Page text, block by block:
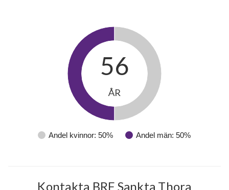
Andel kvinnor: 50% Andel män: 50%
56
ÅR
Kontakta BRF Sankta Thora